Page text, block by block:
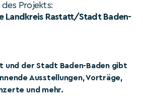
Projekts:
Landkreis Rastatt/Stadt Baden-
und der Stadt Baden-Baden gibt
Ausstellungen, Vorträge,
und mehr.